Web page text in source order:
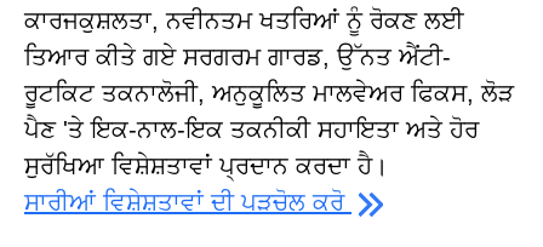
ਕਾਰਜਕੁਸ਼ਲਤਾ, ਨਵੀਨਤਮ ਖਤਰਿਆਂ ਨੂੰ ਰੋਕਣ ਲਈ
ਤਿਆਰ ਕੀਤੇ ਗਏ ਸਰਗਰਮ ਗਾਰਡ, ਉੱਨਤ ਐਂਟੀ-
ਰੂਟਕਿਟ ਤਕਨਾਲੋਜੀ, ਅਨੁਕੂਲਿਤ ਮਾਲਵੇਅਰ ਫਿਕਸ, ਲੋੜ
ਪੈਣ 'ਤੇ ਇਕ-ਨਾਲ-ਇਕ ਤਕਨੀਕੀ ਸਹਾਇਤਾ ਅਤੇ ਹੋਰ
ਸੁਰੱਖਿਆ ਵਿਸ਼ੇਸ਼ਤਾਵਾਂ ਪ੍ਰਦਾਨ ਕਰਦਾ ਹੈ।
ਸਾਰੀਆਂ ਵਿਸ਼ੇਸ਼ਤਾਵਾਂ ਦੀ ਪੜਚੋਲ ਕਰੋ